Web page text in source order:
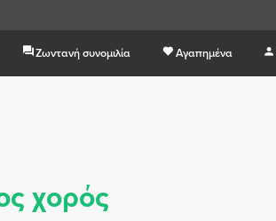
Ζωντανή συνομιλία Αγαπημένα
χορός